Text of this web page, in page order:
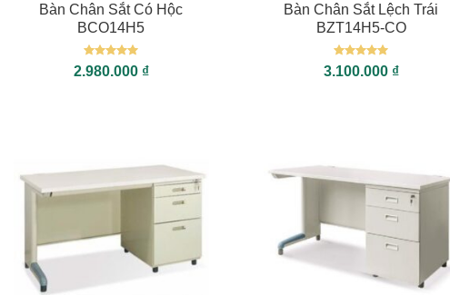
Bàn Chân Sắt Có Hộc
BCO14H5
Được xếp
hạng55
2.980.000 ₫
Bàn Chân Sắt Lệch Trái
BZT14H5-CO
Được xếp
hạng55
3.100.000 ₫